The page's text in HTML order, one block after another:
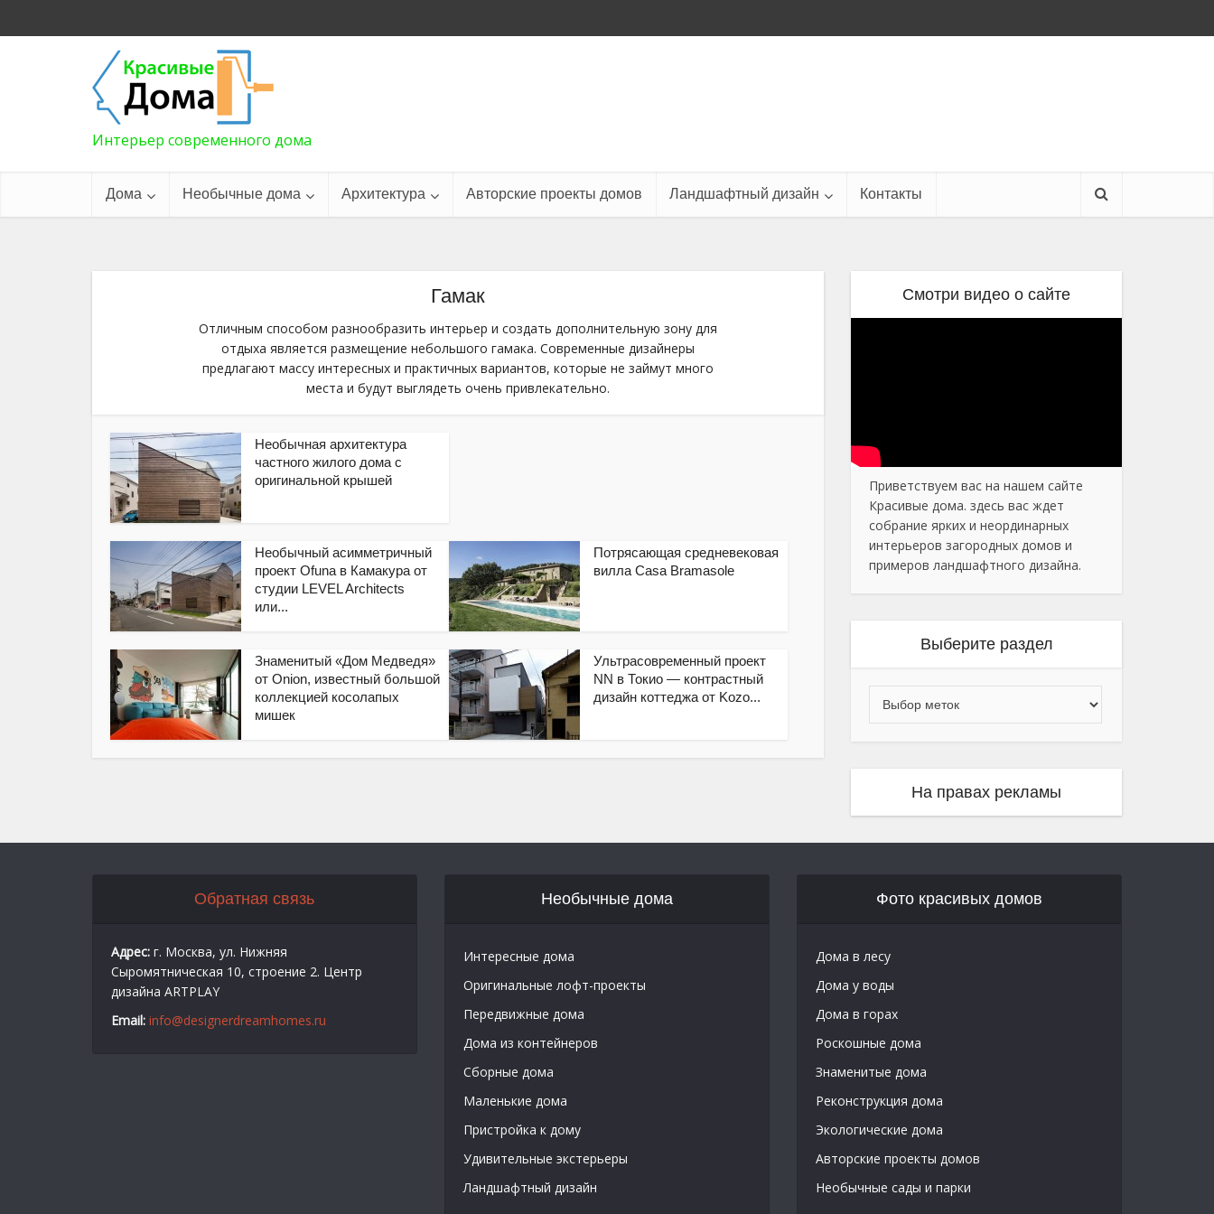
Интерьер современного дома
Дома Необычные дома Архитектура Авторские проекты домов Ландшафтный дизайн Контакты
Гамак
Отличным способом разнообразить интерьер и создать дополнительную зону для
отдыха является размещение небольшого гамака. Современные дизайнеры
предлагают массу интересных и практичных вариантов, которые не займут много
места и будут выглядеть очень привлекательно.
Необычная архитектура
частного жилого дома с
оригинальной крышей
Необычный асимметричный
проект Ofuna в Камакура от
студии LEVEL Architects
или...
Потрясающая средневековая
вилла Casa Bramasole
Знаменитый «Дом Медведя»
от Onion, известный большой
коллекцией косолапых
мишек
Ультрасовременный проект
NN в Токио — контрастный
дизайн коттеджа от Kozo...
Смотри видео о сайте
Приветствуем вас на нашем сайте
Красивые дома. здесь вас ждет
собрание ярких и неординарных
интерьеров загородных домов и
примеров ландшафтного дизайна.
Выберите раздел
На правах рекламы
Обратная связь
Адрес: г. Москва, ул. Нижняя
Сыромятническая 10, строение 2. Центр
дизайна ARTPLAY
Email: info@designerdreamhomes.ru
Необычные дома
Интересные дома
Оригинальные лофт-проекты
Передвижные дома
Дома из контейнеров
Сборные дома
Маленькие дома
Пристройка к дому
Удивительные экстерьеры
Ландшафтный дизайн
Фото красивых домов
Дома в лесу
Дома у воды
Дома в горах
Роскошные дома
Знаменитые дома
Реконструкция дома
Экологические дома
Авторские проекты домов
Необычные сады и парки